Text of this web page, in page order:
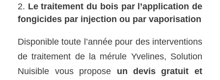
Le traitement du bois par l’application de
fongicides par injection ou par vaporisation
Disponible toute l’année pour des interventions
de traitement de la mérule Yvelines, Solution
Nuisible vous propose un devis gratuit et